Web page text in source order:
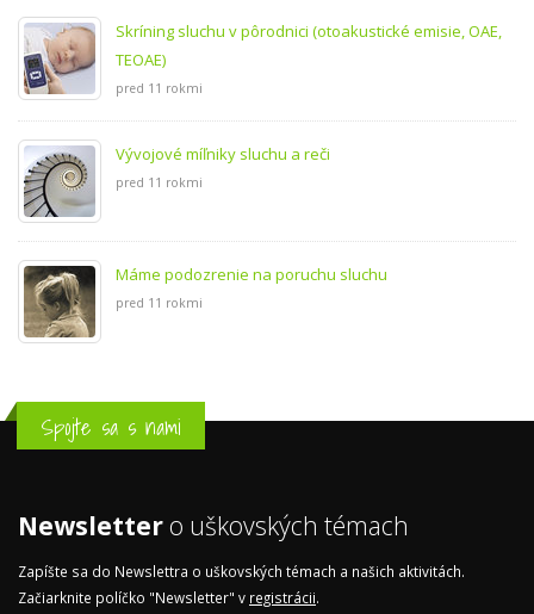
Skríning sluchu v pôrodnici (otoakustické emisie, OAE,
TEOAE)
pred 11 rokmi
Vývojové míľniky sluchu a reči
pred 11 rokmi
Máme podozrenie na poruchu sluchu
pred 11 rokmi
Spojte sa s nami
Newsletter o uškovských témach
Zapíšte sa do Newslettra o uškovských témach a našich aktivitách.
Začiarknite políčko "Newsletter" v registrácii.